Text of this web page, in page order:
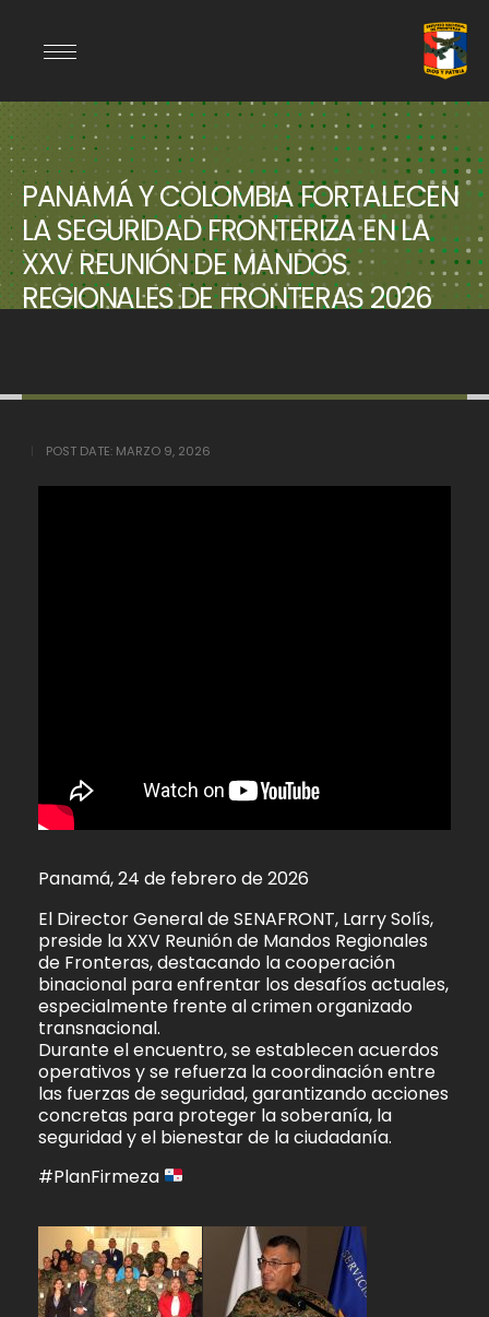
PANAMÁ Y COLOMBIA FORTALECEN
LA SEGURIDAD FRONTERIZA EN LA
XXV REUNIÓN DE MANDOS
REGIONALES DE FRONTERAS 2026
POST DATE: MARZO 9, 2026
Panamá, 24 de febrero de 2026
El Director General de SENAFRONT, Larry Solís,
preside la XXV Reunión de Mandos Regionales
de Fronteras, destacando la cooperación
binacional para enfrentar los desafíos actuales,
especialmente frente al crimen organizado
transnacional.
Durante el encuentro, se establecen acuerdos
operativos y se refuerza la coordinación entre
las fuerzas de seguridad, garantizando acciones
concretas para proteger la soberanía, la
seguridad y el bienestar de la ciudadanía.
#PlanFirmeza